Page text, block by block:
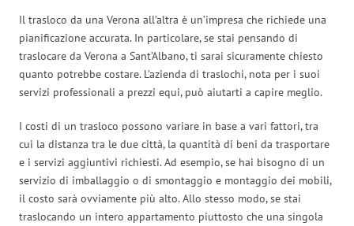
Il trasloco da una Verona all’altra è un’impresa che richiede una
pianificazione accurata. In particolare, se stai pensando di
traslocare da Verona a Sant’Albano, ti sarai sicuramente chiesto
quanto potrebbe costare. L’azienda di traslochi, nota per i suoi
servizi professionali a prezzi equi, può aiutarti a capire meglio.
I costi di un trasloco possono variare in base a vari fattori, tra
cui la distanza tra le due città, la quantità di beni da trasportare
e i servizi aggiuntivi richiesti. Ad esempio, se hai bisogno di un
servizio di imballaggio o di smontaggio e montaggio dei mobili,
il costo sarà ovviamente più alto. Allo stesso modo, se stai
traslocando un intero appartamento piuttosto che una singola